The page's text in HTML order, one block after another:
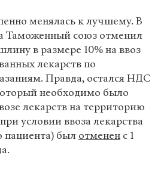
менялась к лучшему. В
Таможенный союз отменил
в размере 10% на ввоз
лекарств по
Правда, остался НДС
необходимо было
лекарств на территорию
условии ввоза лекарства
пациента) был отменен с 1